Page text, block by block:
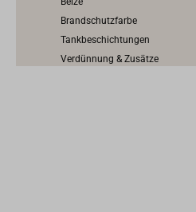
Brandschutzfarbe
Tankbeschichtungen
Verdünnung & Zusätze